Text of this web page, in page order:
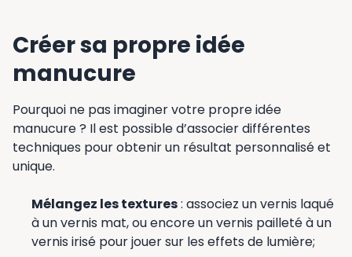
Créer sa propre idée
manucure
Pourquoi ne pas imaginer votre propre idée
manucure ? Il est possible d’associer différentes
techniques pour obtenir un résultat personnalisé et
unique.
Mélangez les textures: associez un vernis laqué
à un vernis mat, ou encore un vernis pailleté à un
vernis irisé pour jouer sur les effets de lumière;